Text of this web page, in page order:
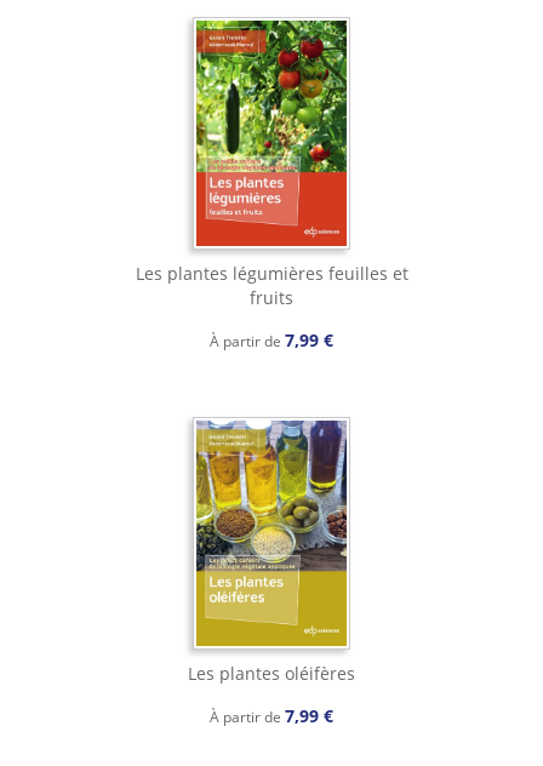
Les plantes légumières feuilles et
fruits
À partir de 7,99 €
Les plantes oléifères
À partir de 7,99 €